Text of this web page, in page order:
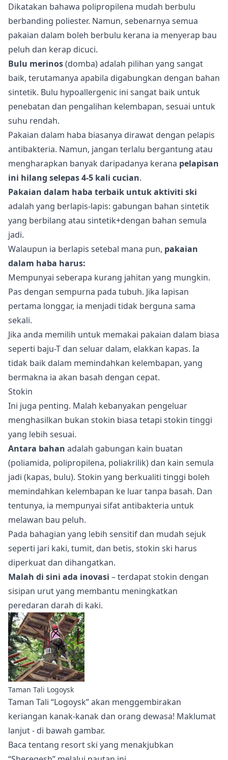
Dikatakan bahawa polipropilena mudah berbulu
berbanding poliester. Namun, sebenarnya semua
pakaian dalam boleh berbulu kerana ia menyerap bau
peluh dan kerap dicuci.
Bulu merinos(domba) adalah pilihan yang sangat
baik, terutamanya apabila digabungkan dengan bahan
sintetik. Bulu hypoallergenic ini sangat baik untuk
penebatan dan pengalihan kelembapan, sesuai untuk
suhu rendah.
Pakaian dalam haba biasanya dirawat dengan pelapis
antibakteria. Namun, jangan terlalu bergantung atau
mengharapkan banyak daripadanya kerana pelapisan
ini hilang selepas 4-5 kali cucian.
Pakaian dalam haba terbaik untuk aktiviti ski
adalah yang berlapis-lapis: gabungan bahan sintetik
yang berbilang atau sintetik+dengan bahan semula
jadi.
Walaupun ia berlapis setebal mana pun, pakaian
dalam haba harus:
Mempunyai seberapa kurang jahitan yang mungkin.
Pas dengan sempurna pada tubuh. Jika lapisan
pertama longgar, ia menjadi tidak berguna sama
sekali.
Jika anda memilih untuk memakai pakaian dalam biasa
seperti baju-T dan seluar dalam, elakkan kapas. Ia
tidak baik dalam memindahkan kelembapan, yang
bermakna ia akan basah dengan cepat.
Stokin
Ini juga penting. Malah kebanyakan pengeluar
menghasilkan bukan stokin biasa tetapi stokin tinggi
yang lebih sesuai.
Antara bahan adalah gabungan kain buatan
(poliamida, polipropilena, poliakrilik) dan kain semula
jadi (kapas, bulu). Stokin yang berkualiti tinggi boleh
memindahkan kelembapan ke luar tanpa basah. Dan
tentunya, ia mempunyai sifat antibakteria untuk
melawan bau peluh.
Pada bahagian yang lebih sensitif dan mudah sejuk
seperti jari kaki, tumit, dan betis, stokin ski harus
diperkuat dan dihangatkan.
Malah di sini ada inovasi – terdapat stokin dengan
sisipan urut yang membantu meningkatkan
peredaran darah di kaki.
Taman Tali Logoysk
Taman Tali “Logoysk”akan menggembirakan
keriangan kanak-kanak dan orang dewasa! Maklumat
lanjut - di bawah gambar.
Baca tentang resort ski yang menakjubkan